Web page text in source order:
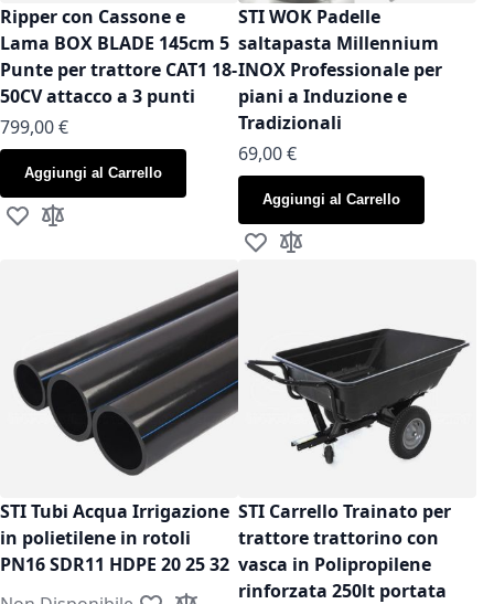
Ripper con Cassone e
Lama BOX BLADE 145cm 5
Punte per trattore CAT1 18-
50CV attacco a 3 punti
799,00 €
Aggiungi al Carrello
Aggiungi alla lista desideri
Aggiungi al confronto
STI WOK Padelle
saltapasta Millennium
INOX Professionale per
piani a Induzione e
Tradizionali
As low as
69,00 €
Aggiungi al Carrello
Aggiungi alla lista desideri
Aggiungi al confronto
STI Tubi Acqua Irrigazione
in polietilene in rotoli
PN16 SDR11 HDPE 20 25 32
STI Carrello Trainato per
trattore trattorino con
vasca in Polipropilene
rinforzata 250lt portata